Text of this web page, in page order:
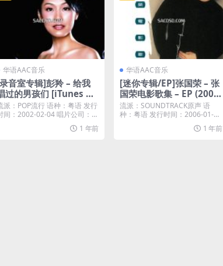
华语AAC音乐
音室专辑]彭羚 – 给我
过的男孩们 [iTunes Pl
M4A]
派：POP流行 语种：粤语 发行
间：2002-02-04 唱片公司：索
1 年前
华语AAC音乐
[迷你专辑/EP]张国荣 – 张
国荣电影歌集 – EP (2006)
[iTunes Plus M4A]
流派：SOUNDTRACK原声 语
种：粤语 发行时间：2006-01-01
1 年前